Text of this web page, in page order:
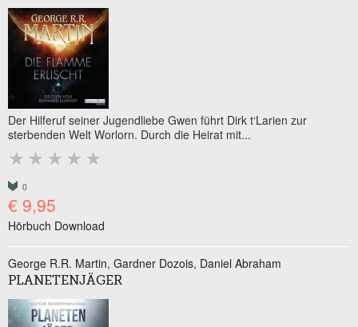
Der Hilferuf seiner Jugendliebe Gwen führt Dirk t‘Larien zur
sterbenden Welt Worlorn. Durch die Heirat mit...
0
€ 9,95
Hörbuch Download
George R.R. Martin Gardner Dozois Daniel Abraham
PLANETENJÄGER